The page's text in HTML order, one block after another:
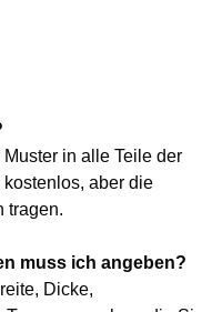
in alle Teile der
aber die
tragen.
muss ich angeben?
Dicke,